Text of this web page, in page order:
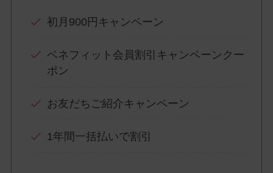
初月900円キャンペーン
ベネフィット会員割引キャンペーンクー
ポン
お友だちご紹介キャンペーン
1年間一括払いで割引